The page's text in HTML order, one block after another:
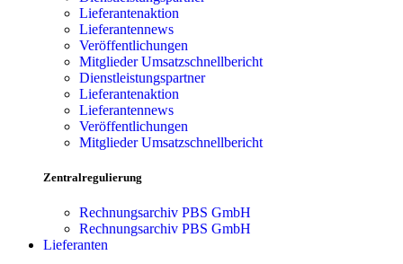
Lieferantenaktion
Lieferantennews
Veröffentlichungen
Mitglieder Umsatzschnellbericht
Dienstleistungspartner
Lieferantenaktion
Lieferantennews
Veröffentlichungen
Mitglieder Umsatzschnellbericht
Zentralregulierung
Rechnungsarchiv PBS GmbH
Rechnungsarchiv PBS GmbH
Lieferanten